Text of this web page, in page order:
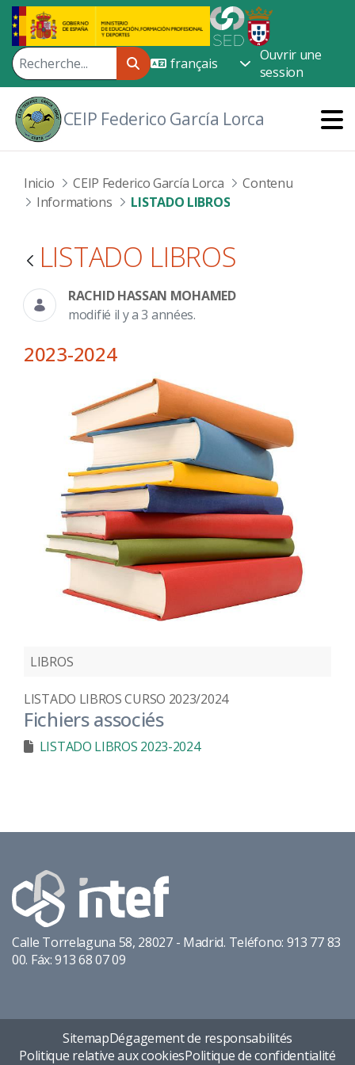
Saut au contenu principal
Ouvrir une
session
CEIP Federico García Lorca
Inicio CEIP Federico García Lorca
Contenu
Informations
LISTADO LIBROS
LISTADO LIBROS
RACHID HASSAN MOHAMED
modifié il y a 3 années.
2023-2024
LIBROS
LISTADO LIBROS CURSO 2023/2024
Fichiers associés
LISTADO LIBROS 2023-2024
Calle Torrelaguna 58, 28027 - Madrid. Teléfono: 913 77 83
00. Fáx: 913 68 07 09
SitemapDégagement de responsabilités
Politique relative aux cookiesPolitique de confidentialité